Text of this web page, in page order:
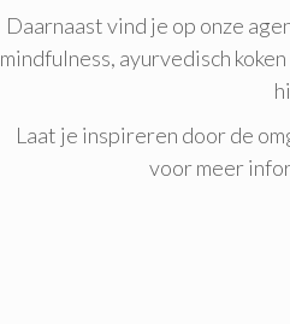
Daarnaast vind je op onze
mindfulness, ayurvedisch
Laat je inspireren door de
voor meer